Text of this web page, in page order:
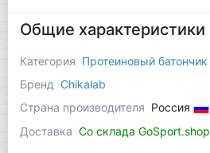
Общие характеристики
Категория Протеиновый батончик
Бренд
Chikalab
Страна производителя Россия
Доставка Со склада GoSport.shop